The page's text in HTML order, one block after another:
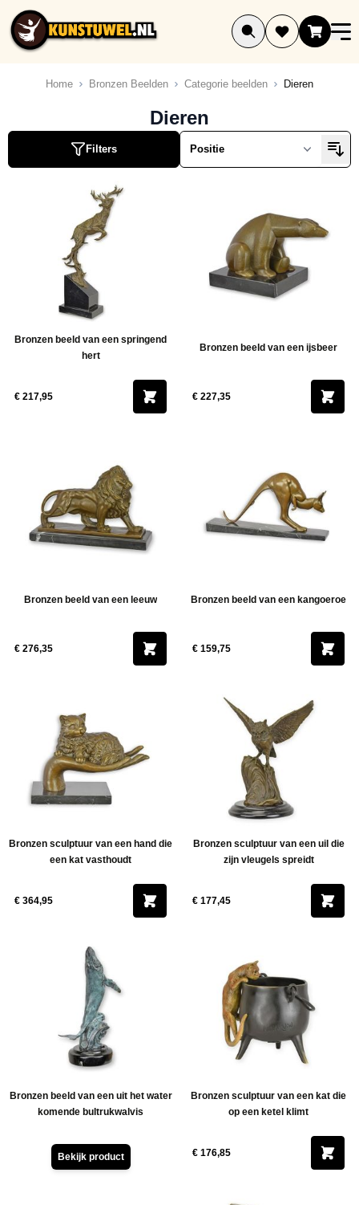
Ga naar de inhoud
Home Bronzen Beelden Categorie beelden Dieren
Dieren
Filters
Bronzen beeld van een springend
hert
€ 217,95
Bronzen beeld van een ijsbeer
€ 227,35
Bronzen beeld van een leeuw
€ 276,35
Bronzen beeld van een kangoeroe
€ 159,75
Bronzen sculptuur van een hand die
een kat vasthoudt
€ 364,95
Bronzen sculptuur van een uil die
zijn vleugels spreidt
€ 177,45
Bronzen beeld van een uit het water
komende bultrukwalvis
Bekijk product
Bronzen sculptuur van een kat die
op een ketel klimt
€ 176,85